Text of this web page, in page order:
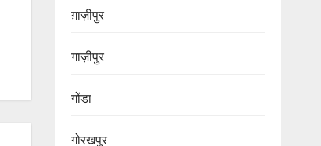
ग़ाज़ीपुर
गाज़ीपुर
गोंडा
गोरखपुर